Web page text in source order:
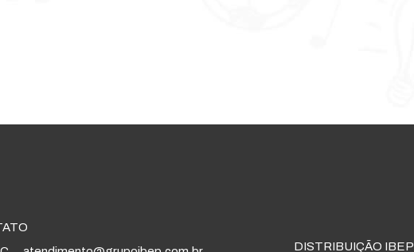
DISTRIBUIÇÃO IBEP